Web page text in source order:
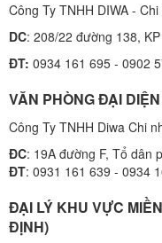
Công Ty TNHH DIWA -
DC: 208/22 đường 138,
ĐT: 0934 161 695 - 0902
VĂN PHÒNG ĐẠI
Công Ty TNHH Diwa Chi
ĐC: 19A đường F, Tổ dân
ĐT: 0931 161 639 - 0934
ĐẠI LÝ KHU VỰC
ĐỊNH)